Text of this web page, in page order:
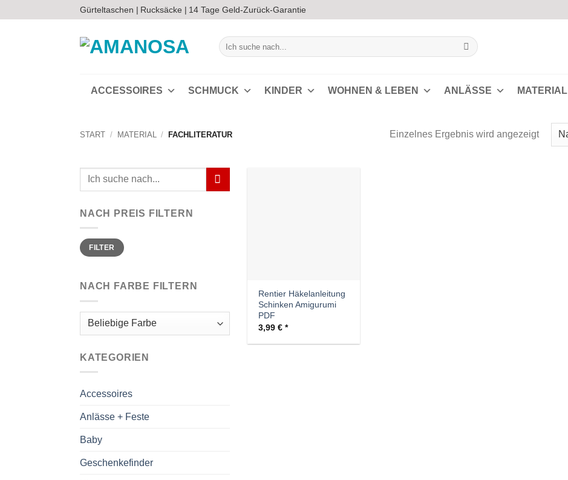
Inhalt
Gürteltaschen | Rucksäcke | 14 Tage Geld-Zurück-Garantie
Suchen
nach:
ACCESSOIRES SCHMUCK KINDER WOHNEN & LEBEN ANLÄSSE MATERIAL
START / MATERIAL / FACHLITERATUR Einzelnes Ergebnis wird angezeigt
Suchen
NACH PREIS FILTERN
Min.
Preis
Max.
PreisFILTER
NACH FARBE FILTERN
KATEGORIEN
Accessoires
Anlässe + Feste
Baby
Geschenkefinder
Rentier Häkelanleitung
Schinken Amigurumi
PDF
3,99 €